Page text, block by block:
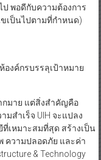
ป พอดีกับความต้องการ
ขเป็นไปตามที่กำหนด)
งค์กรบรรลุเป้าหมาย
กมาย แต่สิ่งสำคัญคือ
มสำเร็จ UIH จะแปลง
เหมาะสมที่สุด สร้างเป็น
ความปลอดภัย และค่า
& Technology